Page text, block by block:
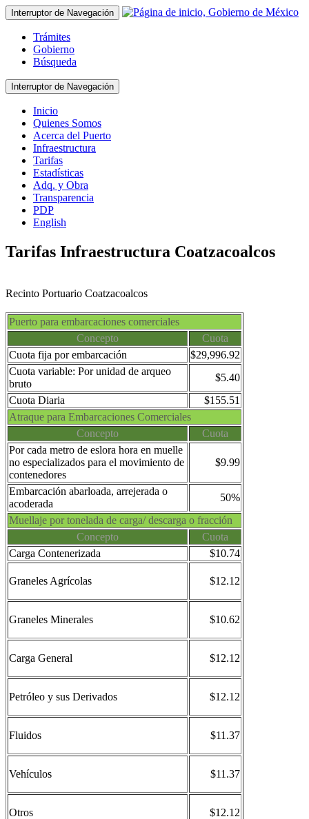
Interruptor de Navegación
Trámites
Gobierno
Búsqueda
Interruptor de Navegación
Inicio
Quienes Somos
Acerca del Puerto
Infraestructura
Tarifas
Estadísticas
Adq. y Obra
Transparencia
PDP
English
Tarifas Infraestructura Coatzacoalcos
Recinto Portuario Coatzacoalcos
Puerto para embarcaciones comerciales
Concepto
Cuota
Cuota fija por embarcación
$29,996.92
Cuota variable: Por unidad de arqueo
bruto
$5.40
Cuota Diaria
$155.51
Atraque para Embarcaciones Comerciales
Concepto
Cuota
Por cada metro de eslora hora en muelle
no especializados para el movimiento de
contenedores
$9.99
Embarcación abarloada, arrejerada o
acoderada
50%
Muellaje por tonelada de carga/ descarga o fracción
Concepto
Cuota
Carga Contenerizada
$10.74
Graneles Agrícolas $12.12
Graneles Minerales $10.62
Carga General $12.12
Petróleo y sus Derivados $12.12
Fluidos $11.37
Vehículos $11.37
Otros $12.12